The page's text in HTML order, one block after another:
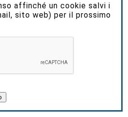
affinché un cookie salvi i
sito web) per il prossimo